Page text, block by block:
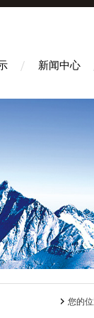
新闻中心
您的位